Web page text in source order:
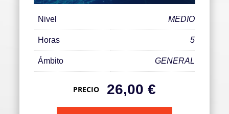
Nivel MEDIO
Horas 5
Ámbito GENERAL
PRECIO 26,00 €